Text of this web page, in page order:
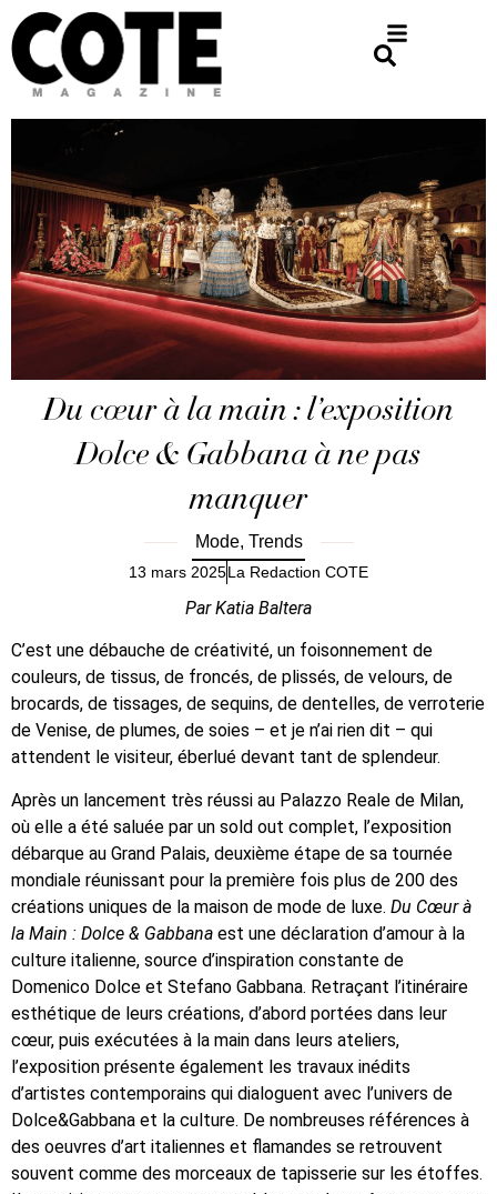
Du cœur à la main : l’exposition
Dolce & Gabbana à ne pas
manquer
Mode, Trends
13 mars 2025La Redaction COTE
Par Katia Baltera
C’est une débauche de créativité, un foisonnement de
couleurs, de tissus, de froncés, de plissés, de velours, de
brocards, de tissages, de sequins, de dentelles, de verroterie
de Venise, de plumes, de soies – et je n’ai rien dit – qui
attendent le visiteur, éberlué devant tant de splendeur.
Après un lancement très réussi au Palazzo Reale de Milan,
où elle a été saluée par un sold out complet, l’exposition
débarque au Grand Palais, deuxième étape de sa tournée
mondiale réunissant pour la première fois plus de 200 des
créations uniques de la maison de mode de luxe. Du Cœur à
la Main : Dolce & Gabbana est une déclaration d’amour à la
culture italienne, source d’inspiration constante de
Domenico Dolce et Stefano Gabbana. Retraçant l’itinéraire
esthétique de leurs créations, d’abord portées dans leur
cœur, puis exécutées à la main dans leurs ateliers,
l’exposition présente également les travaux inédits
d’artistes contemporains qui dialoguent avec l’univers de
Dolce&Gabbana et la culture. De nombreuses références à
des oeuvres d’art italiennes et flamandes se retrouvent
souvent comme des morceaux de tapisserie sur les étoffes.